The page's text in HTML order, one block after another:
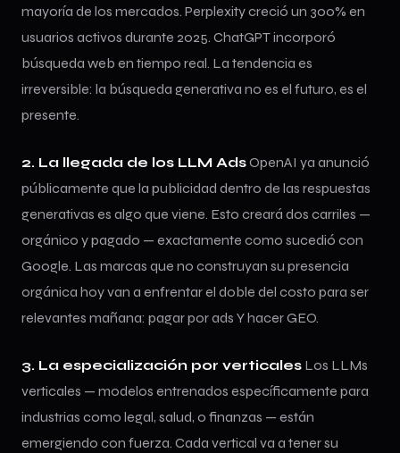
mayoría de los mercados. Perplexity creció un 300% en
usuarios activos durante 2025. ChatGPT incorporó
búsqueda web en tiempo real. La tendencia es
irreversible: la búsqueda generativa no es el futuro, es el
presente.
2. La llegada de los LLM AdsOpenAI ya anunció
públicamente que la publicidad dentro de las respuestas
generativas es algo que viene. Esto creará dos carriles —
orgánico y pagado — exactamente como sucedió con
Google. Las marcas que no construyan su presencia
orgánica hoy van a enfrentar el doble del costo para ser
relevantes mañana: pagar por ads Y hacer GEO.
3. La especialización por verticales Los LLMs
verticales — modelos entrenados específicamente para
industrias como legal, salud, o finanzas — están
emergiendo con fuerza. Cada vertical va a tener su